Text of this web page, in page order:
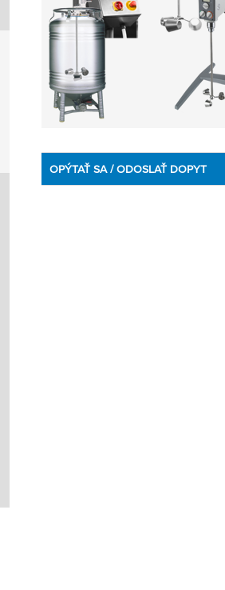
OPÝTAŤ SA / ODOSLAŤ DOPYT